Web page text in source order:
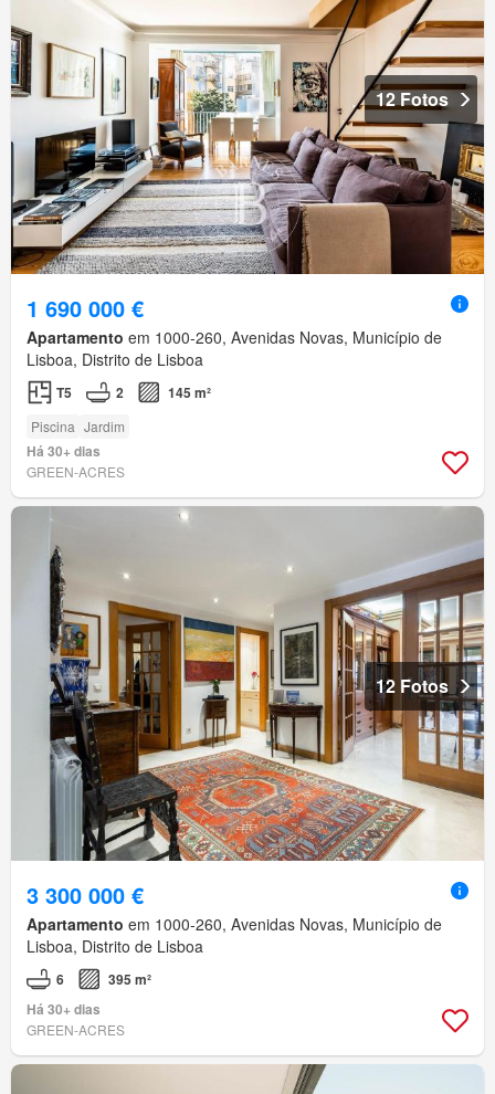
12 Fotos
1 690 000 €
Apartamento em 1000-260, Avenidas Novas, Município de
Lisboa, Distrito de Lisboa
T5 2 145 m²
Piscina Jardim
Há 30+ dias
GREEN-ACRES
12 Fotos
3 300 000 €
Apartamento em 1000-260, Avenidas Novas, Município de
Lisboa, Distrito de Lisboa
6
395 m²
Há 30+ dias
GREEN-ACRES